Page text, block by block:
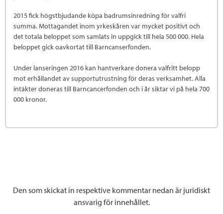
2015 fick högstbjudande köpa badrumsinredning för valfri
summa. Mottagandet inom yrkeskåren var mycket positivt och
det totala beloppet som samlats in uppgick till hela 500 000. Hela
beloppet gick oavkortat till Barncanserfonden.
Under lanseringen 2016 kan hantverkare donera valfritt belopp
mot erhållandet av supportutrustning för deras verksamhet. Alla
intäkter doneras till Barncancerfonden och i år siktar vi på hela 700
000 kronor.
Den som skickat in respektive kommentar nedan är juridiskt
ansvarig för innehållet.